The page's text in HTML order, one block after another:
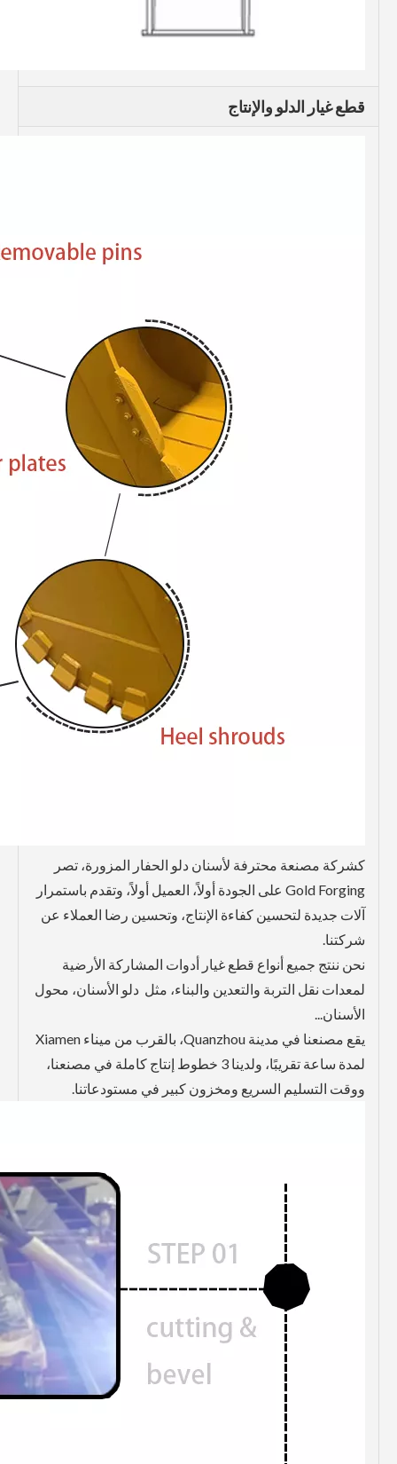
قطع غيار الدلو والإنتاج
كشركة مصنعة محترفة لأسنان دلو الحفار المزورة، تصر
Gold Forging على الجودة أولاً، العميل أولاً، وتقدم باستمرار
آلات جديدة لتحسين كفاءة الإنتاج، وتحسين رضا العملاء عن
شركتنا.
نحن ننتج جميع أنواع قطع غيار أدوات المشاركة الأرضية
لمعدات نقل التربة والتعدين والبناء، مثل دلو الأسنان، محول
الأسنان...
يقع مصنعنا في مدينة Quanzhou، بالقرب من ميناء Xiamen
لمدة ساعة تقريبًا، ولدينا 3 خطوط إنتاج كاملة في مصنعنا،
ووقت التسليم السريع ومخزون كبير في مستودعاتنا.